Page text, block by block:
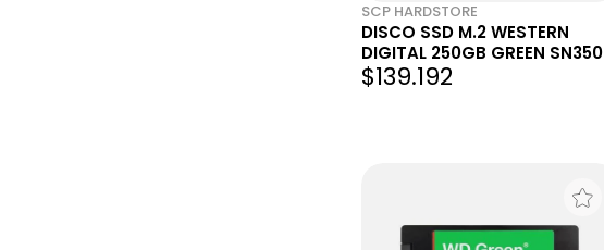
SCP HARDSTORE
DISCO SSD M.2 WESTERN
DIGITAL 250GB GREEN SN350
NVME GEN3
$139.192